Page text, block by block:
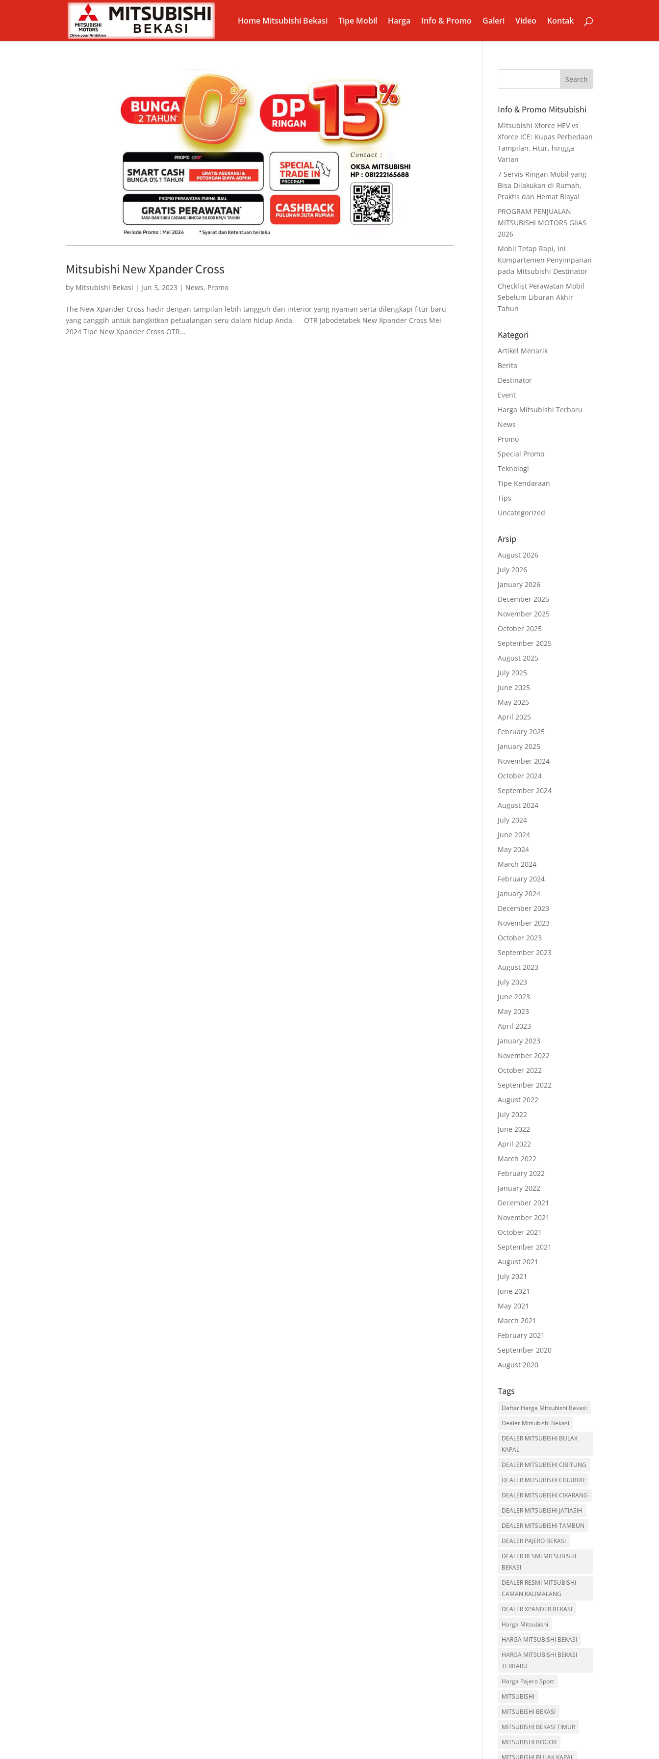
Home Mitsubishi Bekasi Tipe Mobil Harga Info & Promo Galeri Video Kontak
Mitsubishi New Xpander Cross
by Mitsubishi Bekasi | Jun 3, 2023 | News, Promo
The New Xpander Cross hadir dengan tampilan lebih tangguh dan interior yang nyaman serta dilengkapi fitur baru
yang canggih untuk bangkitkan petualangan seru dalam hidup Anda. OTR Jabodetabek New Xpander Cross Mei
2024 Tipe New Xpander Cross OTR...
Info & Promo Mitsubishi
Mitsubishi Xforce HEV vs
Xforce ICE: Kupas Perbedaan
Tampilan, Fitur, hingga
Varian
7 Servis Ringan Mobil yang
Bisa Dilakukan di Rumah,
Praktis dan Hemat Biaya!
PROGRAM PENJUALAN
MITSUBISHI MOTORS GIIAS
2026
Mobil Tetap Rapi, Ini
Kompartemen Penyimpanan
pada Mitsubishi Destinator
Checklist Perawatan Mobil
Sebelum Liburan Akhir
Tahun
Kategori
Artikel Menarik
Berita
Destinator
Event
Harga Mitsubishi Terbaru
News
Promo
Special Promo
Teknologi
Tipe Kendaraan
Tips
Uncategorized
Arsip
August 2026
July 2026
January 2026
December 2025
November 2025
October 2025
September 2025
August 2025
July 2025
June 2025
May 2025
April 2025
February 2025
January 2025
November 2024
October 2024
September 2024
August 2024
July 2024
June 2024
May 2024
March 2024
February 2024
January 2024
December 2023
November 2023
October 2023
September 2023
August 2023
July 2023
June 2023
May 2023
April 2023
January 2023
November 2022
October 2022
September 2022
August 2022
July 2022
June 2022
April 2022
March 2022
February 2022
January 2022
December 2021
November 2021
October 2021
September 2021
August 2021
July 2021
June 2021
May 2021
March 2021
February 2021
September 2020
August 2020
Tags
Daftar Harga Mitsubishi Bekasi
Dealer Mitsubishi Bekasi
DEALER MITSUBISHI BULAK
KAPAL
DEALER MITSUBISHI CIBITUNG
DEALER MITSUBISHI CIBUBUR
DEALER MITSUBISHI CIKARANG
DEALER MITSUBISHI JATIASIH
DEALER MITSUBISHI TAMBUN
DEALER PAJERO BEKASI
DEALER RESMI MITSUBISHI
BEKASI
DEALER RESMI MITSUBISHI
CAMAN KALIMALANG
DEALER XPANDER BEKASI
Harga Mitsubishi
HARGA MITSUBISHI BEKASI
HARGA MITSUBISHI BEKASI
TERBARU
Harga Pajero Sport
MITSUBISHI
MITSUBISHI BEKASI
MITSUBISHI BEKASI TIMUR
MITSUBISHI BOGOR
MITSUBISHI BULAK KAPAL